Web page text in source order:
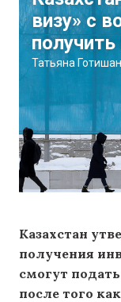
визу» с
Татьяна Готишан
Казахстан
получения
смогут
после того